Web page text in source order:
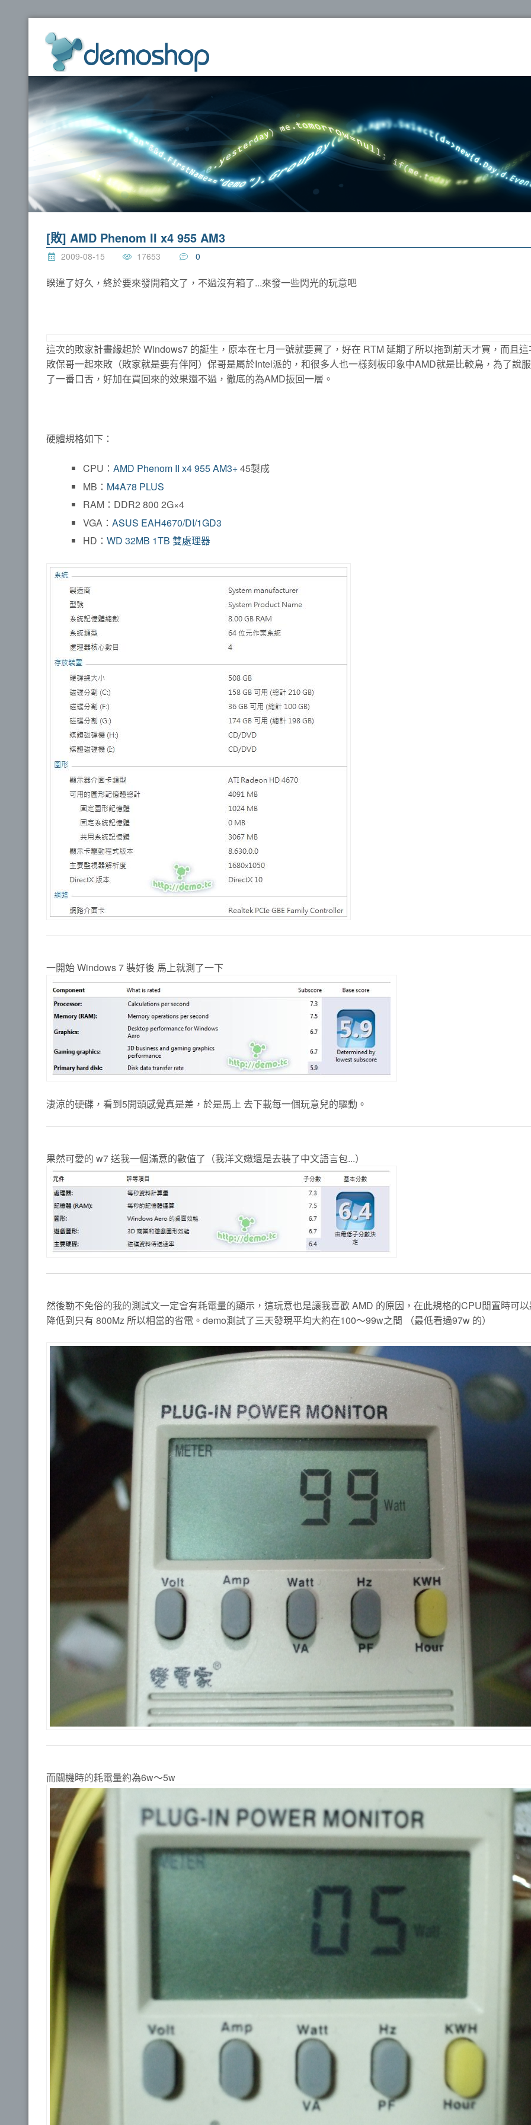
[敗] AMD Phenom II x4 955 AM3
2009-08-15 17653 0
睽違了好久，終於要來發開箱文了，不過沒有箱了...來發一些閃光的玩意吧
這次的敗家計畫緣起於 Windows7 的誕生，原本在七月一號就要買了，好在 RTM 延期了所以拖到前天才買，而且
敗保哥一起來敗（敗家就是要有伴阿）保哥是屬於Intel派的，和很多人也一樣刻板印象中AMD就是比較鳥，為了說
了一番口舌，好加在買回來的效果還不過，徹底的為AMD扳回一層。
硬體規格如下：
CPU： AMD Phenom II x4 955 AM3+45製成
MB： M4A78 PLUS
RAM：DDR2 800 2G×4
VGA： ASUS EAH4670/DI/1GD3
HD： WD 32MB 1TB 雙處理器
一開始 Windows 7 裝好後 馬上就測了一下
淒涼的硬碟，看到5開頭感覺真是差，於是馬上 去下載每一個玩意兒的驅動。
果然可愛的 w7 送我一個滿意的數值了（我洋文嫩還是去裝了中文語言包...）
然後勒不免俗的我的測試文一定會有耗電量的顯示，這玩意也是讓我喜歡 AMD 的原因，在此規格的CPU閒置時可
降低到只有 800Mz 所以相當的省電。demo測試了三天發現平均大約在100～99w之間 （最低看過97w 的）
而關機時的耗電量約為6w～5w